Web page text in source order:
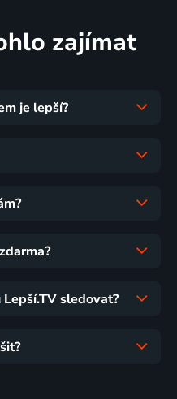
zajímat
je lepší?
Lepší.TV sledovat?